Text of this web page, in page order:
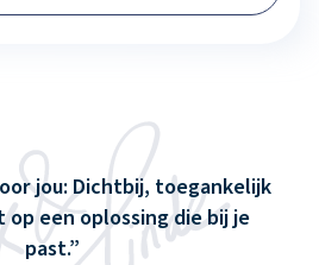
jou: Dichtbij, toegankelijk
een oplossing die bij je
past.